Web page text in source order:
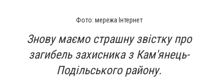
Фото: мережа Інтернет
Знову маємо страшну звістку про
загибель захисника з Кам'янець-
Подільського району.